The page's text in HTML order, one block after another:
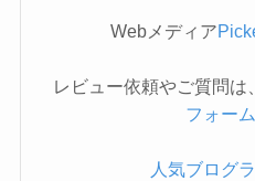
Webメディア
レビュー依頼やご質問は
フォーム
人気ブログ